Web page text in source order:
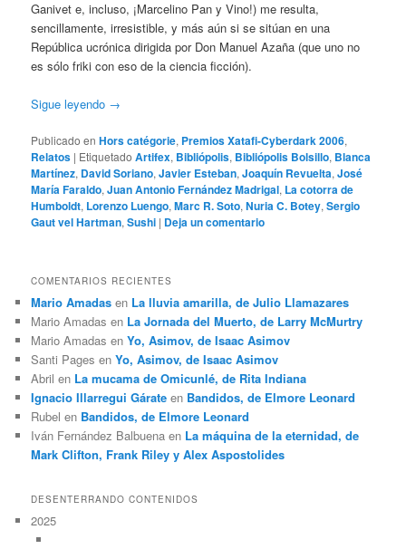
Ganivet e, incluso, ¡Marcelino Pan y Vino!) me resulta,
sencillamente, irresistible, y más aún si se sitúan en una
República ucrónica dirigida por Don Manuel Azaña (que uno no
es sólo friki con eso de la ciencia ficción).
Sigue leyendo →
Publicado en Hors catégorie, Premios Xatafi-Cyberdark 2006,
Relatos | Etiquetado Artifex, Bibliópolis, Bibliópolis Bolsillo, Blanca
Martínez, David Soriano,Javier Esteban,Joaquín Revuelta,José
María Faraldo,Juan Antonio Fernández Madrigal, La cotorra de
Humboldt, Lorenzo Luengo,Marc R. Soto,Nuria C. Botey,Sergio
Gaut vel Hartman,Sushi | Deja un comentario
COMENTARIOS RECIENTES
Mario Amadas en La lluvia amarilla, de Julio Llamazares
Mario Amadas en La Jornada del Muerto, de Larry McMurtry
Mario Amadas enYo, Asimov, de Isaac Asimov
Santi Pages enYo, Asimov, de Isaac Asimov
Abril en La mucama de Omicunlé, de Rita Indiana
Ignacio Illarregui Gárate en Bandidos, de Elmore Leonard
Rubel en Bandidos, de Elmore Leonard
Iván Fernández Balbuena en La máquina de la eternidad, de
Mark Clifton, Frank Riley y Alex Aspostolides
DESENTERRANDO CONTENIDOS
2025